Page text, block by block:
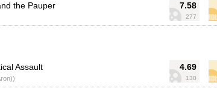
7.58
277
the Pauper
4.69
130
Assault